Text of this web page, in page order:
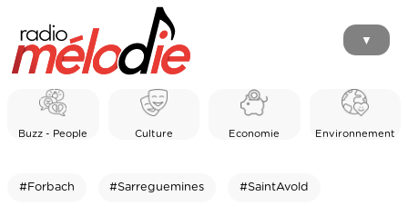
▼
Buzz - People Culture Economie Environnement
#Forbach #Sarreguemines #SaintAvold